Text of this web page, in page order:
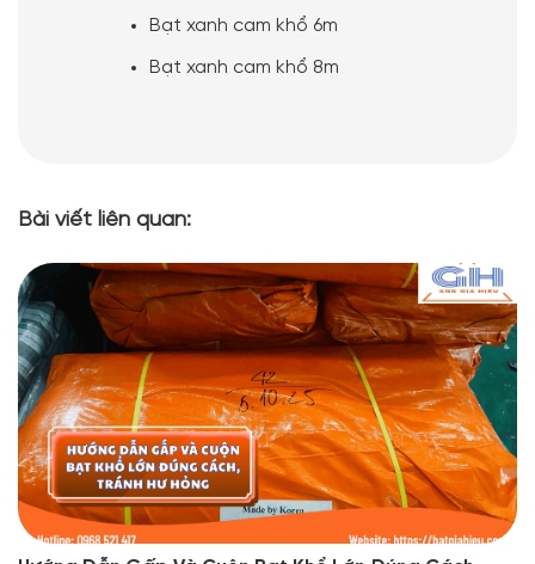
Bạt xanh cam khổ 6m
Bạt xanh cam khổ 8m
Bài viết liên quan: